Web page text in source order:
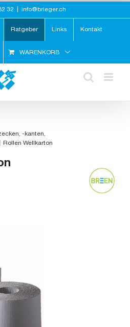
32 info@brieger.ch
Ratgeber Links Kontakt
WARENKORB
-kanten
Rollen Wellkarton